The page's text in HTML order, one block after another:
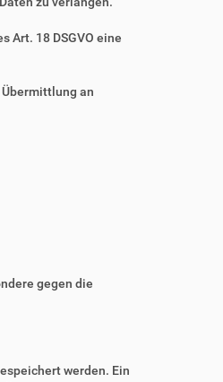
Art. 18 DSGVO eine
an
gegen die
werden. Ein